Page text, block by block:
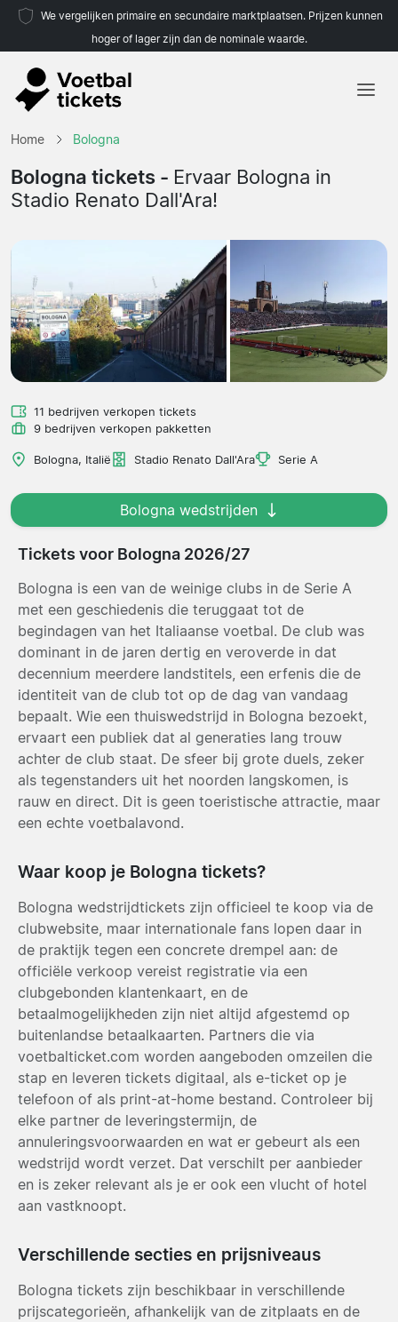
We vergelijken primaire en secundaire marktplaatsen. Prijzen kunnen
hoger of lager zijn dan de nominale waarde.
Teams
Competities
Home Bologna
Bologna tickets - Ervaar Bologna in
Stadio Renato Dall'Ara!
11 bedrijven verkopen tickets
9 bedrijven verkopen pakketten
Bologna, Italië Stadio Renato Dall'Ara Serie A
Bologna wedstrijden
Tickets voor Bologna 2026/27
Bologna is een van de weinige clubs in de Serie A
met een geschiedenis die teruggaat tot de
begindagen van het Italiaanse voetbal. De club was
dominant in de jaren dertig en veroverde in dat
decennium meerdere landstitels, een erfenis die de
identiteit van de club tot op de dag van vandaag
bepaalt. Wie een thuiswedstrijd in Bologna bezoekt,
ervaart een publiek dat al generaties lang trouw
achter de club staat. De sfeer bij grote duels, zeker
als tegenstanders uit het noorden langskomen, is
rauw en direct. Dit is geen toeristische attractie, maar
een echte voetbalavond.
Waar koop je Bologna tickets?
Bologna wedstrijdtickets zijn officieel te koop via de
clubwebsite, maar internationale fans lopen daar in
de praktijk tegen een concrete drempel aan: de
officiële verkoop vereist registratie via een
clubgebonden klantenkaart, en de
betaalmogelijkheden zijn niet altijd afgestemd op
buitenlandse betaalkaarten. Partners die via
voetbalticket.com worden aangeboden omzeilen die
stap en leveren tickets digitaal, als e-ticket op je
telefoon of als print-at-home bestand. Controleer bij
elke partner de leveringstermijn, de
annuleringsvoorwaarden en wat er gebeurt als een
wedstrijd wordt verzet. Dat verschilt per aanbieder
en is zeker relevant als je er ook een vlucht of hotel
aan vastknoopt.
Verschillende secties en prijsniveaus
Bologna tickets zijn beschikbaar in verschillende
prijscategorieën, afhankelijk van de zitplaats en de